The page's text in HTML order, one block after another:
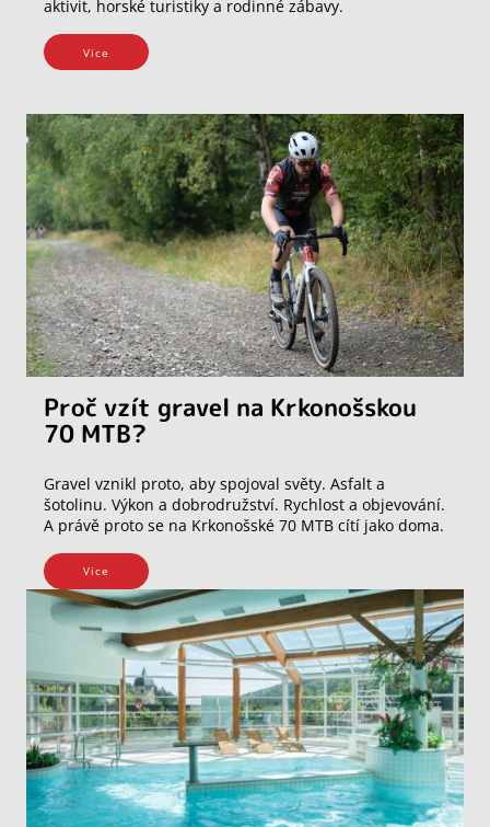
aktivit, horské turistiky a rodinné zábavy.
Vice
Proč vzít gravel na Krkonošskou
70 MTB?
Gravel vznikl proto, aby spojoval světy. Asfalt a
šotolinu. Výkon a dobrodružství. Rychlost a objevování.
A právě proto se na Krkonošské 70 MTB cítí jako doma.
Vice